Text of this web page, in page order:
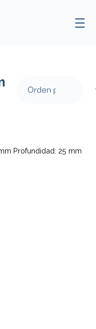
Profundidad: 25 mm